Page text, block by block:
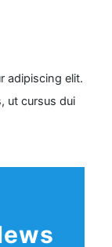
adipiscing elit.
ut cursus dui